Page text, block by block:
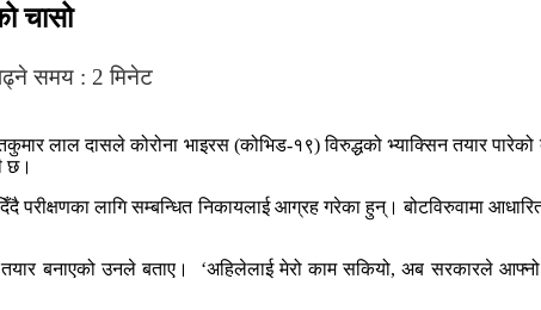
चासो
समय : 2 मिनेट
लाल दासले कोरोना भाइरस (कोभिड-१९) विरुद्धको भ्याक्सिन तयार पारेको
छ।
लागि सम्बन्धित निकायलाई आग्रह गरेका हुन्। बोटविरुवामा
तयार बनाएको उनले बताए। ‘अहिलेलाई मेरो काम सकियो, अब सरकारले